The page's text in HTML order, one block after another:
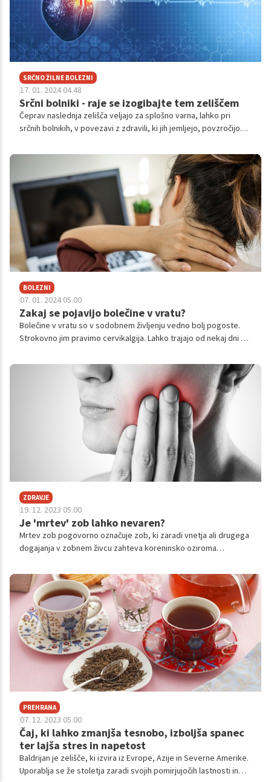
SRČNO ŽILNE BOLEZNI
17. 01. 2024 04.48
Srčni bolniki - raje se izogibajte tem zeliščem
Čeprav naslednja zelišča veljajo za splošno varna, lahko pri
srčnih bolnikih, v povezavi z zdravili, ki jih jemljejo, povzročijo
BOLEZNI
07. 01. 2024 05.00
Zakaj se pojavijo bolečine v vratu?
Bolečine v vratu so v sodobnem življenju vedno bolj pogoste.
Strokovno jim pravimo cervikalgija. Lahko trajajo od nekaj dni do
obremenitev, slaba drža, duševni stres, osteoartritis, spinalna
stenoza, hernija diska in druga zdravstvena stanja.
ZDRAVJE
19. 12. 2023 05.00
Je 'mrtev' zob lahko nevaren?
Mrtev zob pogovorno označuje zob, ki zaradi vnetja ali drugega
dogajanja v zobnem živcu zahteva koreninsko oziroma
ohranitev zob, kjer je živec zaradi napredovalega kariesa
nepovratno vnet ali je celo že odmrl.
PREHRANA
07. 12. 2023 05.00
Čaj, ki lahko zmanjša tesnobo, izboljša spanec
ter lajša stres in napetost
Baldrijan je zelišče, ki izvira iz Evrope, Azije in Severne Amerike.
Uporablja se že stoletja zaradi svojih pomirjujočih lastnosti in